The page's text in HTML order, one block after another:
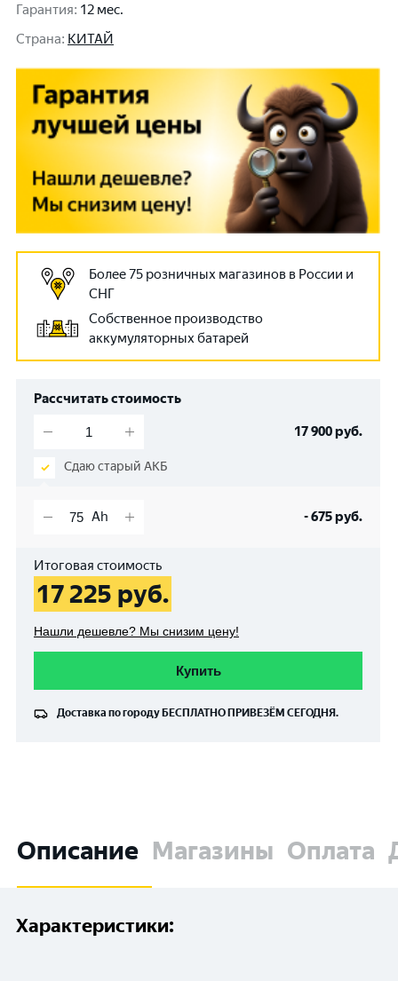
Гарантия: 12 мес.
Cтрана: КИТАЙ
Более 75 розничных магазинов в России и
СНГ
Собственное производство
аккумуляторных батарей
Рассчитать стоимость
17 900руб.
Сдаю старый АКБ
-675руб.
Итоговая стоимость
17 225 руб.
Нашли дешевле? Мы снизим цену!
Купить
Доставка по городу БЕСПЛАТНО ПРИВЕЗЁМ СЕГОДНЯ.
Описание Магазины Оплата
Характеристики: